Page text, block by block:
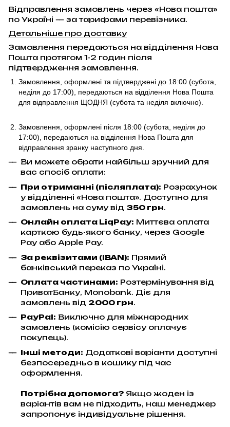
Відправлення замовлень через «Нова пошта»
по Україні — за тарифами перевізника.
Детальніше про доставку
Замовлення передаються на відділення Нова
Пошта протягом 1-2 годин після
підтвердження замовлення.
Замовлення, оформлені та підтверджені до 18:00 (субота,
неділя до 17:00) , передаються на відділення Нова Пошта
для відправлення ЩОДНЯ (субота та неділя включно).
Замовлення, оформлені після 18:00 (субота, неділя до
17:00), передаються на відділення Нова Пошта для
відправлення зранку наступного дня.
Ви можете обрати найбільш зручний для
вас спосіб оплати:
При отриманні (післяплата): Розрахунок
у відділенні «Нова пошта». Доступно для
замовлень на суму від 350 грн.
Онлайн оплата LiqPay: Миттєва оплата
карткою будь-якого банку, через Google
Pay або Apple Pay.
За реквізитами (IBAN): Прямий
банківський переказ по Україні.
Оплата частинами: Розтермінування від
ПриватБанку, Monobank. Діє для
замовлень від 2000 грн.
PayPal: Виключно для міжнародних
замовлень (комісію сервісу оплачує
покупець).
Інші методи: Додаткові варіанти доступні
безпосередньо в кошику під час
оформлення.
Потрібна допомога? Якщо жоден із
варіантів вам не підходить, наш менеджер
запропонує індивідуальне рішення.